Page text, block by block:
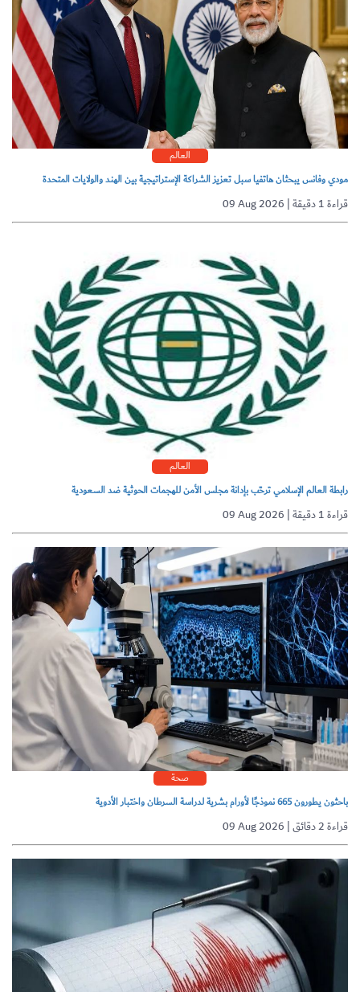
العالم
مودي وفانس يبحثان هاتفيا سبل تعزيز الشراكة الإستراتيجية بين الهند والولايات المتحدة
09 Aug 2026 | قراءة 1 دقيقة
العالم
رابطة العالم الإسلامي ترحّب بإدانة مجلس الأمن للهجمات الحوثية ضد السعودية
09 Aug 2026 | قراءة 1 دقيقة
صحة
باحثون يطورون 665 نموذجًا لأورام بشرية لدراسة السرطان واختبار الأدوية
09 Aug 2026 | قراءة 2 دقائق